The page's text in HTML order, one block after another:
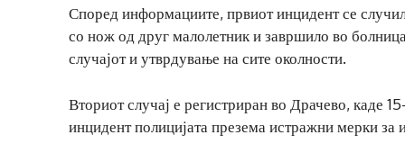
Според информациите, првиот инцидент се
со нож од друг малолетник и завршило во
случајот и утврдување на сите околности.
Вториот случај е регистриран во Драчево, каде
инцидент полицијата презема истражни мерки